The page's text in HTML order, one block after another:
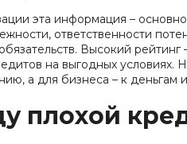
эта информация –
ответственности
Высокий рейтинг
на выгодных условиях.
а для бизнеса – к деньгам
плохой